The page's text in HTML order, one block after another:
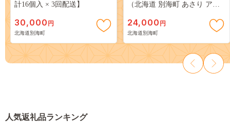
計16個入 × 3回配送】
30,000 円
北海道別海町
（北海道 別海町 あさり アサ
24,000 円
北海道別海町
人気返礼品ランキング